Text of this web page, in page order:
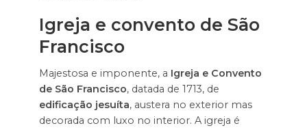
Igreja e convento de São
Francisco
Majestosa e imponente, a Igreja e Convento
de São Francisco, datada de 1713, de
edificação jesuíta, austera no exterior mas
decorada com luxo no interior. A igreja é